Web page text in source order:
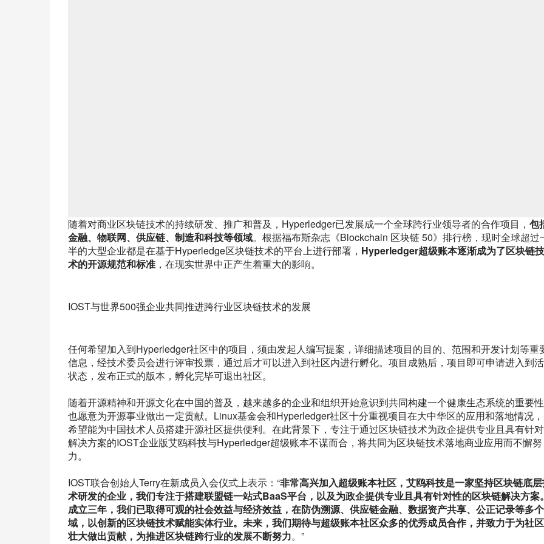
随着对商业区块链技术的持续研发、推广和普及，Hyperledger已发展成一个全球跨行业领导者的合作项目， 包
金融、物联网、供应链、制造和科技等领域。根据福布斯杂志《Blockchain 区块链 50》排行榜，现时全球超过
半的大型企业都是在基于Hyperledge区块链技术的平台上进行部署， Hyperledger超级账本逐渐成为了区块链技
术的开源规范和标准 ，在现实世界中正产生着重大的影响。
IOST与世界500强企业共同推进跨行业区块链技术的发展
任何希望加入到Hyperledger社区中的项目，须由发起人编写提案，详细描述项目的目的、范围和开发计划等重
信息，经技术委员会进行评审投票，通过后才可以进入到社区内进行孵化。项目成熟后，项目即可申请进入到
状态，发布正式的版本，孵化完毕可退出社区。
随着开源精神和开源文化在中国的普及，越来越多的企业和组织开始意识到共同构建一个健康生态系统的重要性
也愿意为开源事业做出一定贡献。Linux基金会和Hyperledger社区十分重视项目在大中华区的应用和落地情况
希望能为中国技术人员搭建开源社区提供便利。在此背景下，专注于通过区块链技术为政企提供专业且具有针
解决方案的IOST企业版艾鸥科技与Hyperledger超级账本不谋而合，将共同为区块链技术落地商业应用而不懈努
力。
IOST联合创始人Terry在新成员入会仪式上表示：“非常高兴加入超级账本社区，艾鸥科技是一家坚持区块链底
术研发的企业，我们专注于搭建联盟链一站式BaaS平台，以及为政企提供专业且具有针对性的区块链解决方案。
成立三年，我们已取得可观的社会效益与经济效益，在防伪溯源、供应链金融、数据资产共享、公正记录等多
域，以创新的区块链技术赋能实体行业。未来，我们期待与超级账本社区众多的优秀成员合作，并致力于为社
壮大做出贡献，为推进区块链跨行业的发展不断努力。”